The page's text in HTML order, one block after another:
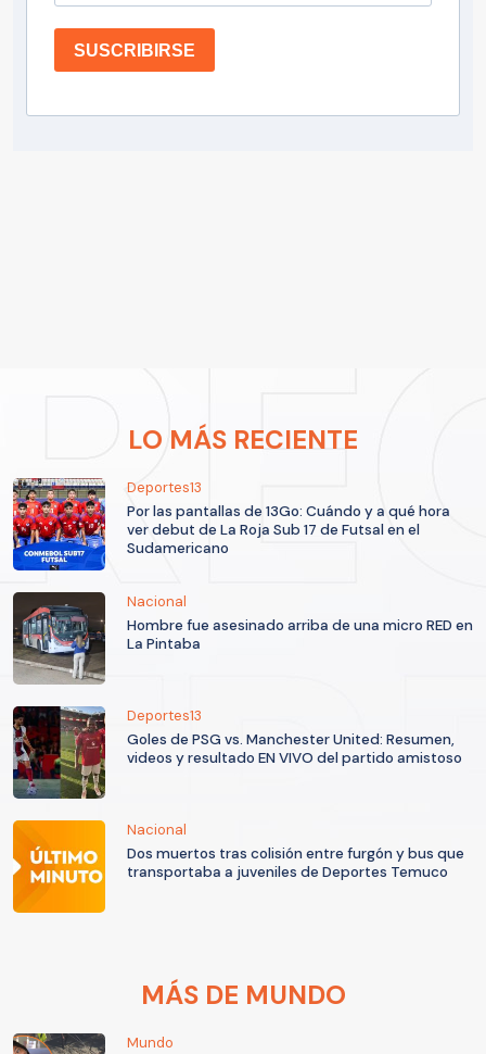
SUSCRIBIRSE
LO MÁS RECIENTE
Deportes13
Por las pantallas de 13Go: Cuándo y a qué hora
ver debut de La Roja Sub 17 de Futsal en el
Sudamericano
Nacional
Hombre fue asesinado arriba de una micro RED en
La Pintaba
Deportes13
Goles de PSG vs. Manchester United: Resumen,
videos y resultado EN VIVO del partido amistoso
Nacional
Dos muertos tras colisión entre furgón y bus que
transportaba a juveniles de Deportes Temuco
MÁS DE MUNDO
Mundo